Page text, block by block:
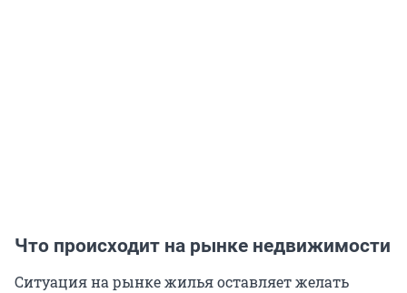
Что происходит на рынке недвижимости
Ситуация на рынке жилья оставляет желать